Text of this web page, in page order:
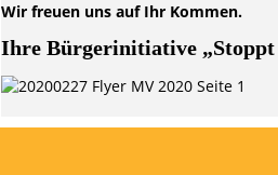
Wir freuen uns auf Ihr Kommen.
Ihre Bürgerinitiative „Stoppt